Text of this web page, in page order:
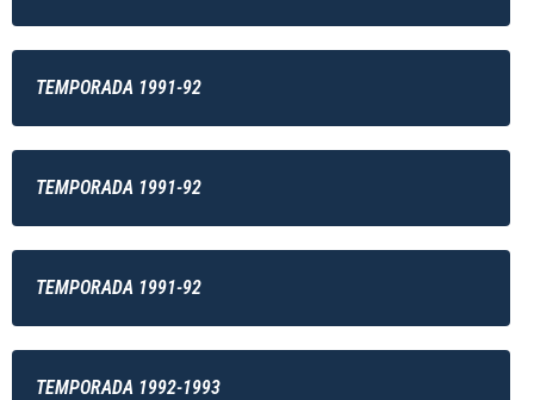
TEMPORADA 1991-92
TEMPORADA 1991-92
TEMPORADA 1991-92
TEMPORADA 1992-1993